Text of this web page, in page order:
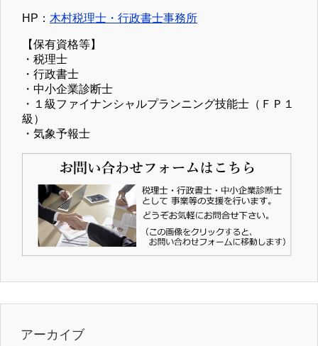
HP： 木村税理士・行政書士事務所
【保有資格等】
・税理士
・行政書士
・中小企業診断士
・１級ファイナンシャルプランニング技能士（ＦＰ１
級）
・気象予報士
アーカイブ